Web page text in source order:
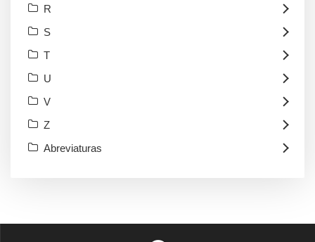
R
S
T
U
V
Z
Abreviaturas